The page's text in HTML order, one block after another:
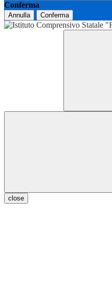
Conferma
Annulla Conferma
close